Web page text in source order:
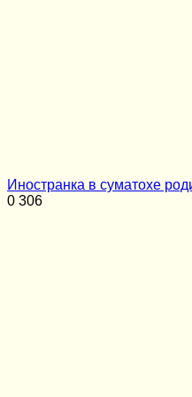
Иностранка в суматохе
0 306